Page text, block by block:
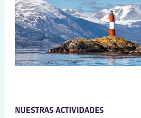
NUESTRAS ACTIVIDADES